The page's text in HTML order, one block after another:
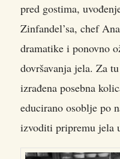
pred gostima,
Zinfandel’sa, chef
dramatike i ponovno
dovršavanja jela. Za
izrađena posebna
educirano osoblje po
izvoditi pripremu jela